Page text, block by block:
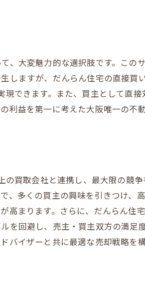
、大変魅力的な選択肢です。この
しますが、だんらん住宅の直接買
できます。また、買主として直接
利益を第一に考えた大阪唯一の不
買取会社と連携し、最大限の競争
、多くの買主の興味を引きつけ、
高まります。さらに、だんらん住
を回避し、売主・買主双方の満足
バイザーと共に最適な売却戦略を